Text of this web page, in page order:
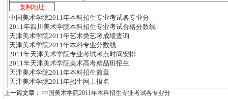
中国美术学院2011年本科招生专业考试各专业分
2011年四川美术学院本科招生专业考试合格分数线
天津美术学院2011年艺术类艺考成绩查询
天津美术学院2011年本科专业分数线
2011年天津美术学院专业考试考点时间安排
2011年天津美术学院美术高考精品班招生
天津美术学院2011年本科招生简章
天津美术学院2011年招生网上报名
上一篇文章： 中国美术学院2011年本科招生专业考试各专业分